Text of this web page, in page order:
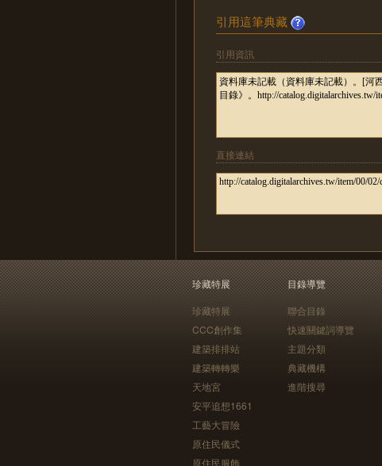
引用這筆典藏
引用資訊
直接連結
珍藏特展
珍藏特展
CCC創作集
建築排排站
建築轉轉樂
天地宮
安平追想1661
工藝大冒險
原住民儀式
原住民服飾
目錄導覽
聯合目錄
快速關鍵詞導覽
主題分類
典藏機構
進階搜尋